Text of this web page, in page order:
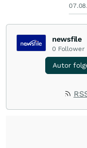
newsfile
0 Follower
Autor